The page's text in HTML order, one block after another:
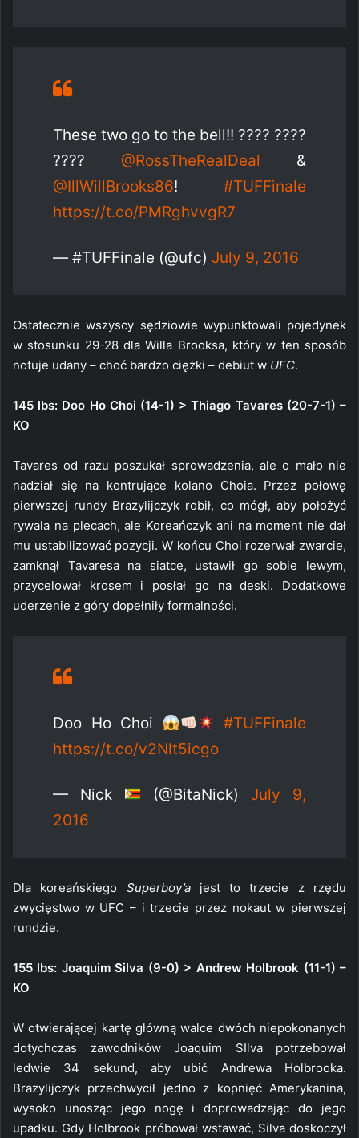
These two go to the bell!! ???? ????
???? @RossTheRealDeal &
@IllWillBrooks86! #TUFFinale
https://t.co/PMRghvvgR7
— #TUFFinale (@ufc) July 9, 2016
Ostatecznie wszyscy sędziowie wypunktowali pojedynek
w stosunku 29-28 dla Willa Brooksa, który w ten sposób
notuje udany – choć bardzo ciężki – debiut w UFC.
145 lbs: Doo Ho Choi (14-1) > Thiago Tavares (20-7-1) –
KO
Tavares od razu poszukał sprowadzenia, ale o mało nie
nadział się na kontrujące kolano Choia. Przez połowę
pierwszej rundy Brazylijczyk robił, co mógł, aby położyć
rywala na plecach, ale Koreańczyk ani na moment nie dał
mu ustabilizować pozycji. W końcu Choi rozerwał zwarcie,
zamknął Tavaresa na siatce, ustawił go sobie lewym,
przycelował krosem i posłał go na deski. Dodatkowe
uderzenie z góry dopełniły formalności.
Doo Ho Choi
#TUFFinale
https://t.co/v2Nlt5icgo
— Nick (@BitaNick) July 9,
2016
Dla koreańskiego Superboy’ajest to trzecie z rzędu
zwycięstwo w UFC – i trzecie przez nokaut w pierwszej
rundzie.
155 lbs: Joaquim Silva (9-0) > Andrew Holbrook (11-1) –
KO
W otwierającej kartę główną walce dwóch niepokonanych
dotychczas zawodników Joaquim SIlva potrzebował
ledwie 34 sekund, aby ubić Andrewa Holbrooka.
Brazylijczyk przechwycił jedno z kopnięć Amerykanina,
wysoko unosząc jego nogę i doprowadzając do jego
upadku. Gdy Holbrook próbował wstawać, Silva doskoczył